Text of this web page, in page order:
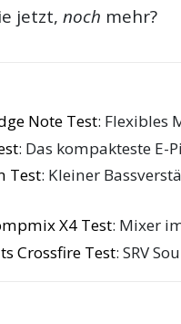
jetzt,noch mehr?
Note Test: Flexibles
: Das kompakteste E-
Test: Kleiner
X4 Test: Mixer
Crossfire Test: SRV